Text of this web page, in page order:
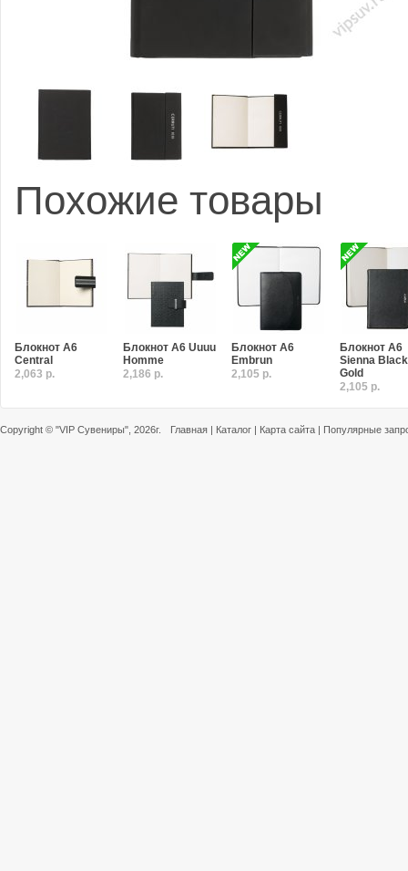
Похожие товары
Блокнот A6
Central
2,063 р.
Блокнот A6 Uuuu
Homme
2,186 р.
Блокнот A6
Embrun
2,105 р.
Блокнот A6
Sienna
Gold
2,105 р.
Copyright © "VIP Сувениры" , 2026г. Главная | Каталог | Карта сайта | Популярные